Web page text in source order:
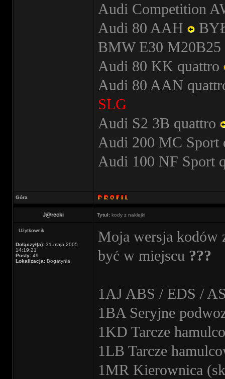
Audi Competition
Audi 80 AAH
BMW E30 M20B25
Audi 80 KK quattro
Audi 80 AAN
SLG
Audi S2 3B quattro
Audi 200 MC Sport
Audi 100 NF Sport
Góra
J@recki Tytuł: kody z naklejki
Użytkownik
Dołączył(a): 31.maja.2005
14:19:21
Posty: 49
Lokalizacja: Bogatynia
Moja wersja kodów
być w miejscu ???
1AJ ABS / EDS /
1BA Seryjne
1KD Tarcze
1LB Tarcze
1MR Kierownica